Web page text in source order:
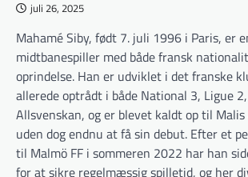
juli 26, 2025
Mahamé Siby, født 7. juli 1996 i Paris, er
midtbanespiller med både fransk
oprindelse. Han er udviklet i det franske
allerede optrådt i både National 3, Ligue
Allsvenskan, og er blevet kaldt op til
uden dog endnu at få sin debut. Efter et
til Malmö FF i sommeren 2022 har han
for at sikre regelmæssig spilletid, og her